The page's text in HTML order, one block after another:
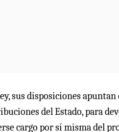
sus disposiciones
del Estado, para
cargo por sí misma del